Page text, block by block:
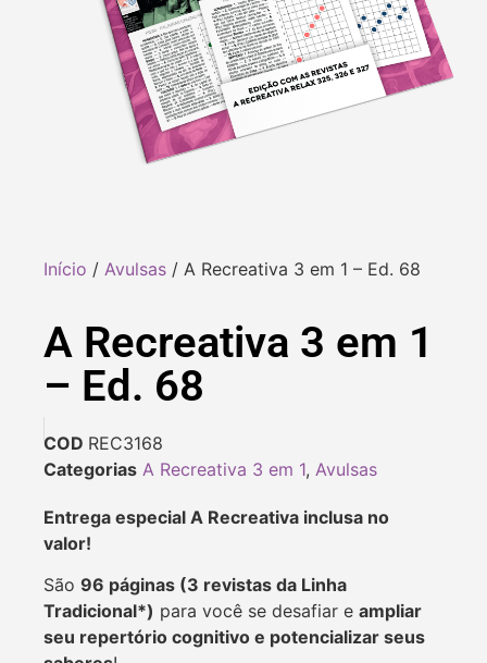
Início / Avulsas / A Recreativa 3 em 1 – Ed. 68
A Recreativa 3 em 1
– Ed. 68
COD REC3168
Categorias A Recreativa 3 em 1, Avulsas
Entrega especial A Recreativa inclusa no
valor!
São 96 páginas (3 revistas da Linha
Tradicional*) para você se desafiar e ampliar
seu repertório cognitivo e potencializar seus